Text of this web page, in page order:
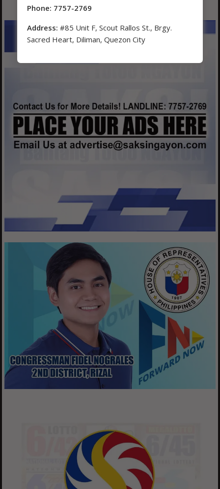
Phone: 7757-2769
Address: #85 Unit F, Scout Rallos St., Brgy.
Sacred Heart, Diliman, Quezon City